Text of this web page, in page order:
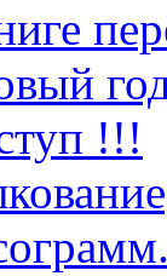
!!!